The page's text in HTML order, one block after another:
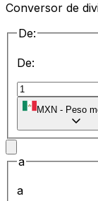
Conversor de
De:
De:
MXN - Peso
a
a